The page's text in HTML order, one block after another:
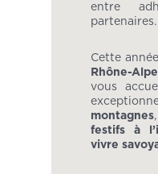
entre
partenaires.
Cette
Rhône-
vous
montagnes
festifs à
vivre